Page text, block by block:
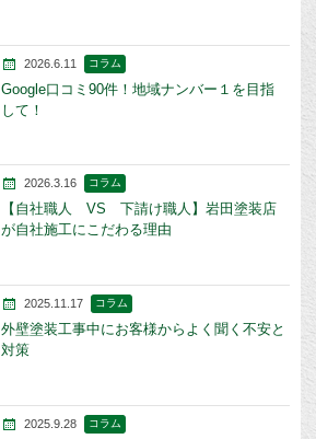
2026.6.11 コラム
Google口コミ90件！地域ナンバー１を目指
して！
2026.3.16 コラム
【自社職人 VS 下請け職人】岩田塗装店
が自社施工にこだわる理由
2025.11.17 コラム
外壁塗装工事中にお客様からよく聞く不安と
対策
2025.9.28 コラム